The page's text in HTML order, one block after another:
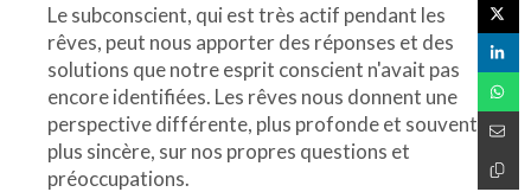
Le subconscient, qui est très actif pendant les
rêves, peut nous apporter des réponses et des
solutions que notre esprit conscient n'avait pas
encore identifiées. Les rêves nous donnent une
perspective différente, plus profonde et souvent
plus sincère, sur nos propres questions et
préoccupations.